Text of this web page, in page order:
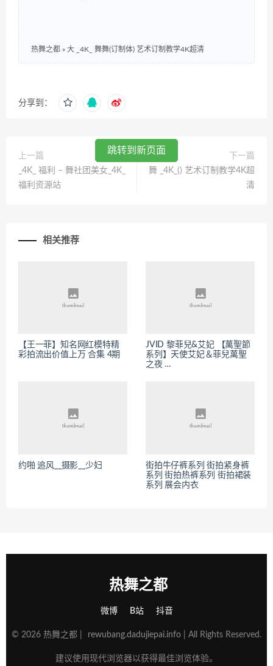
热舞之都 » 大 _4K_ 舞舞(订制体) 艺术订制教学4K超清
分享到：
上一篇
_4K_ 福利 – 舞社团美女_4K_
福利资源站
下一篇
舞 _4K_() 艺术订制教学4K超
清
相关推荐
【王一菲】知名网红模特精
彩拍流出价值上万 合集 4期
JVID 黎菲兒&艾妃 【萬聖節
系列】天使艾妃＆菲兒萬聖
之夜 …
约啪 追风__摄影__少妇
街拍牛仔裤系列 街拍紧身裤
系列 街拍热裤系列 街拍裙装
系列 展会内衣
热舞之都
微博 B站 抖音
© 2026 热舞之都 | rewubang.dadujiepai.info | All Rights Reserved.
建议使用现代浏览器以获得最佳浏览体验。
跳转到新页面